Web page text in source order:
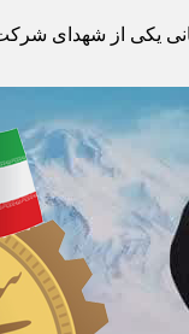
از شهدای شرکت سایپادیزل